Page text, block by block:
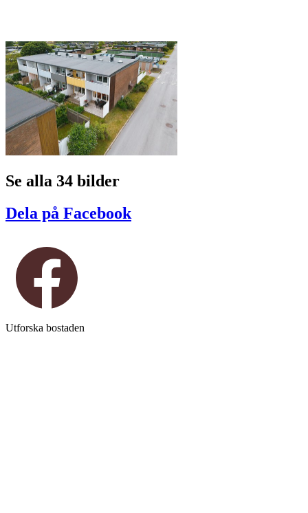
Se alla 34 bilder
Dela på Facebook
Utforska bostaden